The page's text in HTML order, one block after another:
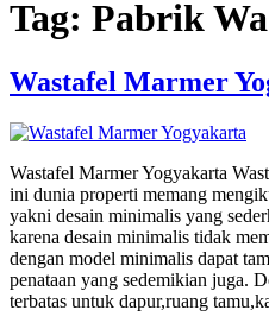
Tag: Pabrik
Wastafel Marmer
Wastafel Marmer Yogyakarta
ini dunia properti memang
yakni desain minimalis yang
karena desain minimalis tidak
dengan model minimalis dapat
penataan yang sedemikian juga.
terbatas untuk dapur,ruang